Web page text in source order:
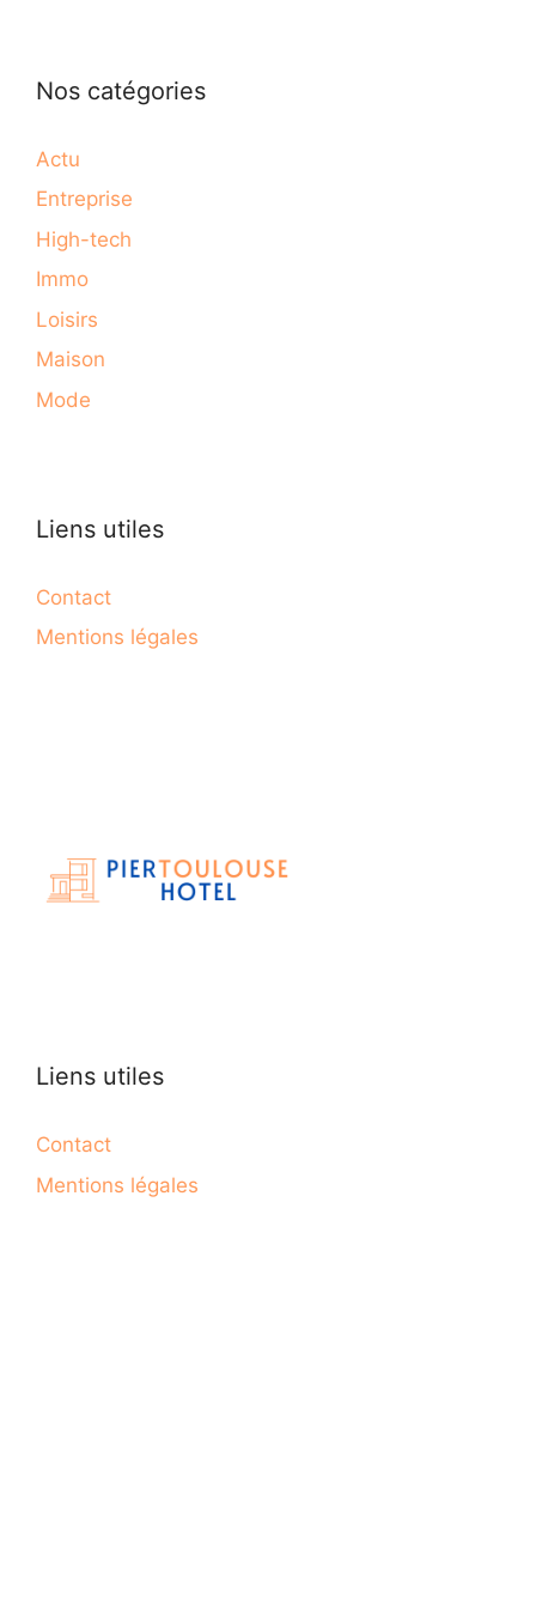
Nos catégories
Actu
Entreprise
High-tech
Immo
Loisirs
Maison
Mode
Liens utiles
Contact
Mentions légales
Liens utiles
Contact
Mentions légales